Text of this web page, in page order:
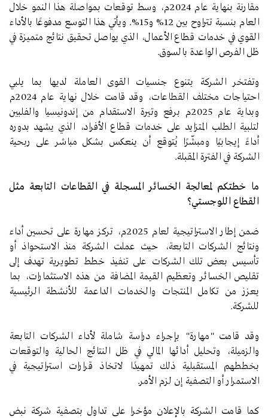
مقارنة بنهاية عام 2024م، وسط توقعات بمواصلة هذا النمو خلال
العام بنسبة تتراوح بين 12% و15%. ويأتي هذا التوسع مدفوعًا بالأداء
القوي في خدمات قطاع الأعمال، الذي يواصل تحقيق نتائج متميزة في
ظل الفرص الواعدة بالسوق.
وتفتخر الشركة بتنوع جنسيات القوى العاملة لديها بما يلبي
احتياجات مختلف القطاعات، وقد قامت خلال نهاية عام 2024م
وبداية عام 2025م برفع وتيرة الاستقدام من إندونيسيا والفلبين
لتلبية الطلب المتزايد على خدمات قطاع الأفراد، الذي يشهد بدوره
أداءً إيجابيًا ومبشّرًا يُتوقع أن ينعكس بشكل مباشر على ربحية
الشركة في الفترة المقبلة.
ما خطتكم لمعالجة الخسائر المسجلة في القطاعات التابعة مثل
القطاع اللوجستي؟
ضمن إطار الاستراتيجية لعام 2025م، تركز مهارة على تحسين أداء
ونتائج الشركات التابعة، حيث عملت الشركة منذ الاستحواذ أو
تأسيس بعض تلك الشركات على تنفيذ خطط تطويرية تهدف إلى
تقليص الخسائر وتعظيم القيمة المضافة من هذه الاستثمارات، بما
يعزز من تكامل المنتجات والخدمات الداعمة للأنشطة الرئيسية
للشركة.
وقد قامت "مهارة" بإجراء دراسة شاملة لأداء الشركات التابعة
والزميلة، وتحليل أدائها المالي في ظل النتائج الحالية والتوقعات
بخططهم المستقبلية ذلك تمهيدًا لاتخاذ قرارات استراتيجية في
الاستمرار أو التصفية إن لزم الأمر.
كما قامت الشركة بالإعلان مؤخرا على تداول بتصفية شركة نبض